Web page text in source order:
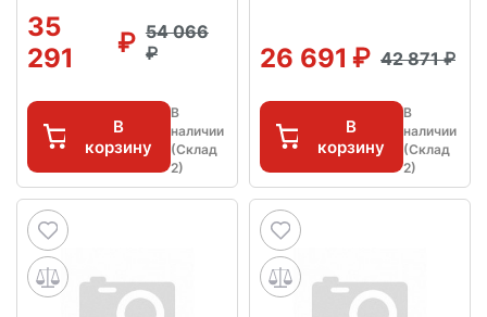
35
291
54 066
В
корзину
В
наличии
(Склад
2)
26 691 42 871
В
корзину
В
наличии
(Склад
2)